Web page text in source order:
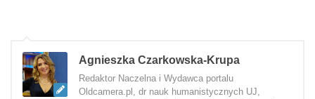
Agnieszka Czarkowska-Krupa
Redaktor Naczelna i Wydawca portalu
Oldcamera.pl, dr nauk humanistycznych UJ,